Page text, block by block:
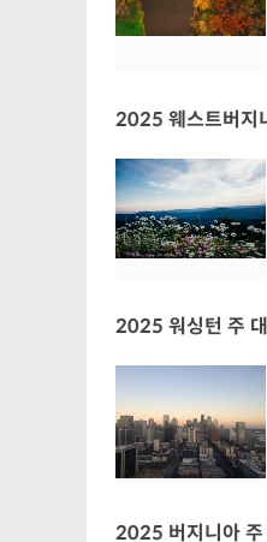
2025 웨스트버지
2025 워싱턴 주
2025 버지니아 주